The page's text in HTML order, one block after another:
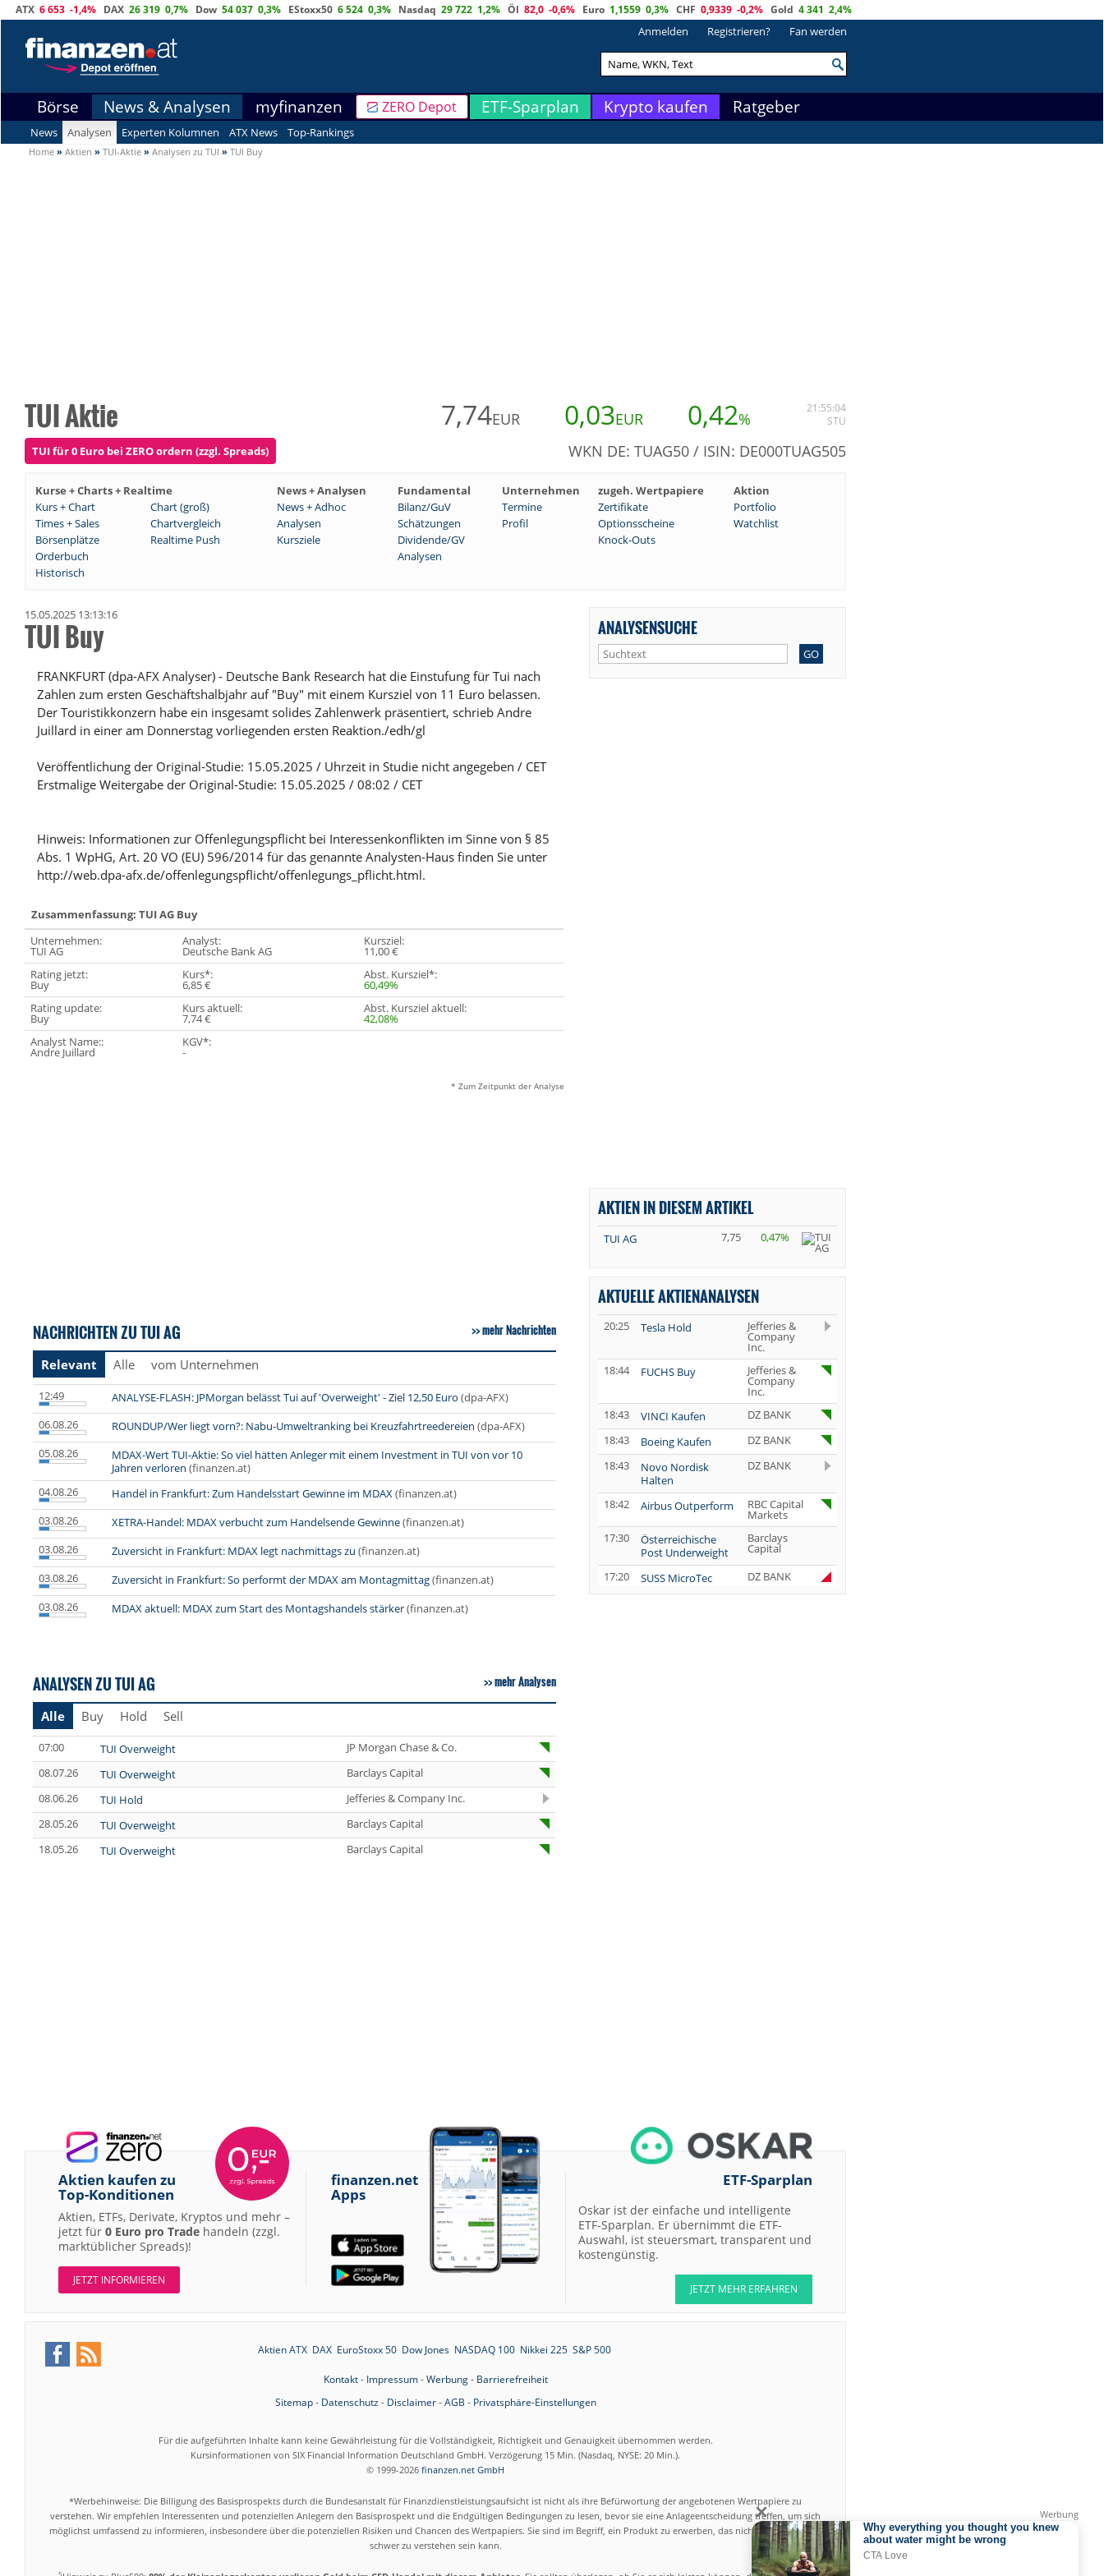
ATX 6 653 -1,4% DAX 26 319 0,7% Dow 54 037 0,3% EStoxx50 6 524 0,3% Nasdaq 29 722 1,2% Öl 82,0 -0,6% Euro 1,1559 0,3% CHF 0,9339 -0,2% Gold 4 341 2,4%
Anmelden Registrieren? Fan werden
Börse News & Analysen myfinanzen ZERO Depot ETF-Sparplan Krypto kaufen Ratgeber
News Analysen Experten Kolumnen ATX News Top-Rankings
Home » Aktien » TUI-Aktie » Analysen zu TUI » TUI Buy
TUI Aktie 7,74EUR 0,03EUR 0,42%
21:55:04
STU
TUI für 0 Euro bei ZERO ordern (zzgl. Spreads) WKN DE: TUAG50 / ISIN: DE000TUAG505
Kurse + Charts + Realtime News + Analysen Fundamental Unternehmen zugeh. Wertpapiere
Aktion
Kurs + Chart
Chart (groß) News + Adhoc Bilanz/GuV Termine Zertifikate
Portfolio
Times + Sales
Chartvergleich Analysen Schätzungen Profil Optionsscheine
Watchlist
Börsenplätze
Realtime Push Kursziele Dividende/GV
Knock-Outs
Orderbuch
Analysen
Historisch
15.05.2025 13:13:16
TUI Buy
FRANKFURT (dpa-AFX Analyser) - Deutsche Bank Research hat die Einstufung für Tui nach
Zahlen zum ersten Geschäftshalbjahr auf "Buy" mit einem Kursziel von 11 Euro belassen.
Der Touristikkonzern habe ein insgesamt solides Zahlenwerk präsentiert, schrieb Andre
Juillard in einer am Donnerstag vorliegenden ersten Reaktion./edh/gl
Veröffentlichung der Original-Studie: 15.05.2025 / Uhrzeit in Studie nicht angegeben / CET
Erstmalige Weitergabe der Original-Studie: 15.05.2025 / 08:02 / CET
Hinweis: Informationen zur Offenlegungspflicht bei Interessenkonflikten im Sinne von § 85
Abs. 1 WpHG, Art. 20 VO (EU) 596/2014 für das genannte Analysten-Haus finden Sie unter
http://web.dpa-afx.de/offenlegungspflicht/offenlegungs_pflicht.html.
Zusammenfassung: TUI AG Buy
Unternehmen:
TUI AG
Analyst:
Deutsche Bank AG
Kursziel:
11,00 €
Rating jetzt:
Buy
Kurs*:
6,85 €
Abst. Kursziel*:
60,49%
Rating update:
Buy
Kurs aktuell:
7,74 €
Abst. Kursziel aktuell:
42,08%
Analyst Name::
Andre Juillard
KGV*:
-
* Zum Zeitpunkt der Analyse
NACHRICHTEN ZU TUI AG mehr Nachrichten
Relevant Alle vom Unternehmen
12:49 ANALYSE-FLASH: JPMorgan belässt Tui auf 'Overweight' - Ziel 12,50 Euro (dpa-AFX)
06.08.26
ROUNDUP/Wer liegt vorn?: Nabu-Umweltranking bei Kreuzfahrtreedereien (dpa-AFX)
05.08.26
MDAX-Wert TUI-Aktie: So viel hätten Anleger mit einem Investment in TUI von vor 10
Jahren verloren (finanzen.at)
04.08.26
Handel in Frankfurt: Zum Handelsstart Gewinne im MDAX(finanzen.at)
03.08.26
XETRA-Handel: MDAX verbucht zum Handelsende Gewinne(finanzen.at)
03.08.26
Zuversicht in Frankfurt: MDAX legt nachmittags zu (finanzen.at)
03.08.26
Zuversicht in Frankfurt: So performt der MDAX am Montagmittag(finanzen.at)
03.08.26
MDAX aktuell: MDAX zum Start des Montagshandels stärker(finanzen.at)
ANALYSEN ZU TUI AG mehr Analysen
Alle Buy Hold Sell
07:00 TUI Overweight
JP Morgan Chase & Co.
08.07.26
TUI Overweight
Barclays Capital
08.06.26
TUI Hold
Jefferies & Company Inc.
28.05.26
TUI Overweight
Barclays Capital
18.05.26
TUI Overweight Barclays Capital
ANALYSENSUCHE
GO
AKTIEN IN DIESEM ARTIKEL
TUI AG 7,75 0,47%
AKTUELLE AKTIENANALYSEN
20:25 Tesla Hold Jefferies &
Company
Inc.
18:44
FUCHS Buy Jefferies &
Company
Inc.
18:43
VINCI Kaufen
DZ BANK
18:43
Boeing Kaufen
DZ BANK
18:43
Novo Nordisk
Halten
DZ BANK
18:42 Airbus Outperform RBC Capital
Markets
17:30
Österreichische
Post Underweight
Barclays
Capital
17:20
SUSS MicroTec
DZ BANK
Inc.
Scout24 Kaufen
DZ BANK
Jefferies &
Company
Inc.
12:40
Merck Market-
Perform
Bernstein
Research
12:39
Allianz Sector
Perform
Markets
RATIONAL Buy Joh.
Inc.
12:28
Münchener
Rückversicherungs-
UBS AG
Aktien kaufen zu
Top-Konditionen
Aktien, ETFs, Derivate, Kryptos und mehr –
jetzt für 0 Euro pro Trade handeln (zzgl.
marktüblicher Spreads)!
JETZT INFORMIEREN
finanzen.net
Apps
ETF-Sparplan
Oskar ist der einfache und intelligente
ETF-Sparplan. Er übernimmt die ETF-
Auswahl, ist steuersmart, transparent und
kostengünstig.
JETZT MEHR ERFAHREN
Aktien ATX DAX EuroStoxx 50 Dow Jones NASDAQ 100 Nikkei 225 S&P 500
Kontakt- Impressum-Werbung- Barrierefreiheit
Sitemap- Datenschutz- Disclaimer-AGB - Privatsphäre-Einstellungen
Für die aufgeführten Inhalte kann keine Gewährleistung für die Vollständigkeit, Richtigkeit und Genauigkeit übernommen werden.
Kursinformationen von SIX Financial Information Deutschland GmbH. Verzögerung 15 Min. (Nasdaq, NYSE: 20 Min.).
© 1999-2026 finanzen.net GmbH
*Werbehinweise: Die Billigung des Basisprospekts durch die Bundesanstalt für Finanzdienstleistungsaufsicht ist nicht als ihre Befürwortung der angebotenen Wertpapiere zu
verstehen. Wir empfehlen Interessenten und potenziellen Anlegern den Basisprospekt und die Endgültigen Bedingungen zu lesen, bevor sie eine Anlageentscheidung treffen, um sich
möglichst umfassend zu informieren, insbesondere über die potenziellen Risiken und Chancen des Wertpapiers. Sie sind im Begriff, ein Produkt zu erwerben, das nicht einfach ist und
schwer zu verstehen sein kann.
5